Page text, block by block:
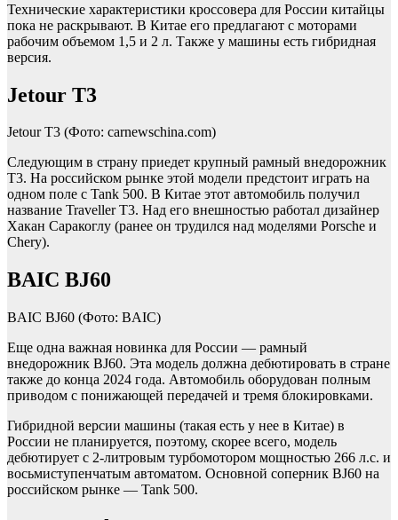
Технические характеристики кроссовера для России китайцы
пока не раскрывают. В Китае его предлагают с моторами
рабочим объемом 1,5 и 2 л. Также у машины есть гибридная
версия.
Jetour T3
Jetour T3 (Фото: carnewschina.com)
Следующим в страну приедет крупный рамный внедорожник
T3. На российском рынке этой модели предстоит играть на
одном поле с Tank 500. В Китае этот автомобиль получил
название Traveller T3. Над его внешностью работал дизайнер
Хакан Саракоглу (ранее он трудился над моделями Porsche и
Chery).
BAIC BJ60
BAIC BJ60 (Фото: BAIC)
Еще одна важная новинка для России — рамный
внедорожник BJ60. Эта модель должна дебютировать в стране
также до конца 2024 года. Автомобиль оборудован полным
приводом с понижающей передачей и тремя блокировками.
Гибридной версии машины (такая есть у нее в Китае) в
России не планируется, поэтому, скорее всего, модель
дебютирует с 2-литровым турбомотором мощностью 266 л.с. и
восьмиступенчатым автоматом. Основной соперник BJ60 на
российском рынке — Tank 500.